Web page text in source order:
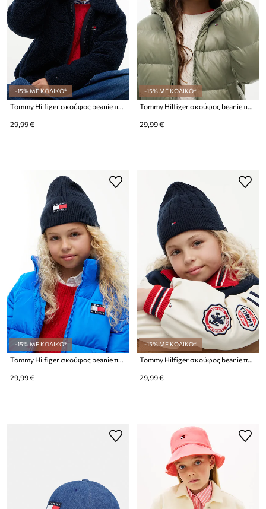
-15% ΜΕ ΚΩΔΙΚΟ*
Tommy Hilfiger σκούφος beanie παιδικός βαμβακερός
29,99 €
-15% ΜΕ ΚΩΔΙΚΟ*
Tommy Hilfiger σκούφος beanie παιδικός βαμβακερός
29,99 €
-15% ΜΕ ΚΩΔΙΚΟ*
Tommy Hilfiger σκούφος beanie παιδικός βαμβακερός
29,99 €
-15% ΜΕ ΚΩΔΙΚΟ*
Tommy Hilfiger σκούφος beanie παιδικός βαμβακερός
29,99 €